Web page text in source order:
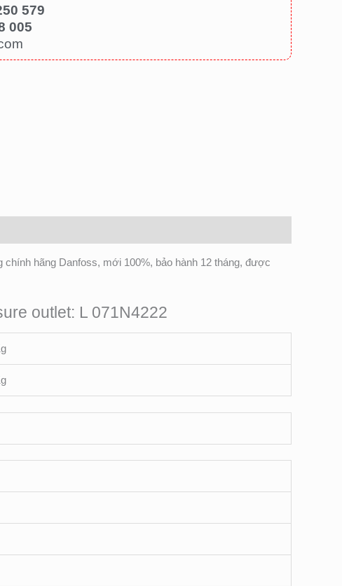
579
005
hãng Danfoss, mới 100%, bảo hành 12 tháng, được
outlet: L 071N4222